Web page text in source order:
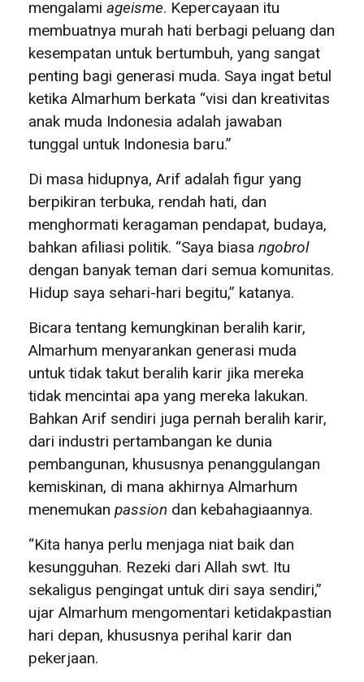
mengalami ageisme. Kepercayaan itu
membuatnya murah hati berbagi peluang dan
kesempatan untuk bertumbuh, yang sangat
penting bagi generasi muda. Saya ingat betul
ketika Almarhum berkata “visi dan kreativitas
anak muda Indonesia adalah jawaban
tunggal untuk Indonesia baru.”
Di masa hidupnya, Arif adalah figur yang
berpikiran terbuka, rendah hati, dan
menghormati keragaman pendapat, budaya,
bahkan afiliasi politik. “Saya biasa ngobrol
dengan banyak teman dari semua komunitas.
Hidup saya sehari-hari begitu,” katanya.
Bicara tentang kemungkinan beralih karir,
Almarhum menyarankan generasi muda
untuk tidak takut beralih karir jika mereka
tidak mencintai apa yang mereka lakukan.
Bahkan Arif sendiri juga pernah beralih karir,
dari industri pertambangan ke dunia
pembangunan, khususnya penanggulangan
kemiskinan, di mana akhirnya Almarhum
menemukan passion dan kebahagiaannya.
“Kita hanya perlu menjaga niat baik dan
kesungguhan. Rezeki dari Allah swt. Itu
sekaligus pengingat untuk diri saya sendiri,”
ujar Almarhum mengomentari ketidakpastian
hari depan, khususnya perihal karir dan
pekerjaan.